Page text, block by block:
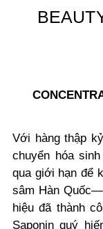
Với hàng thập
chuyển hóa
qua giới hạn để
sâm Hàn
hiệu đã thành
Saponin quý